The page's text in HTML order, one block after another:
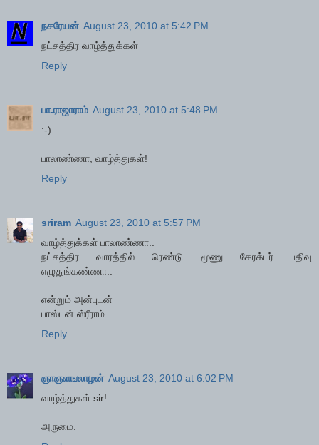
நசரேயன் August 23, 2010 at 5:42 PM
நட்சத்திர வாழ்த்துக்கள்
Reply
பா.ராஜாராம் August 23, 2010 at 5:48 PM
:-)
பாலாண்ணா, வாழ்த்துகள்!
Reply
sriram August 23, 2010 at 5:57 PM
வாழ்த்துக்கள் பாலாண்ணா..
நட்சத்திர வாரத்தில் ரெண்டு மூணு கேரக்டர் பதிவு
எழுதுங்கண்ணா..
என்றும் அன்புடன்
பாஸ்டன் ஸ்ரீராம்
Reply
ஞாஞளஙலாழன் August 23, 2010 at 6:02 PM
வாழ்த்துகள் sir!
அருமை.